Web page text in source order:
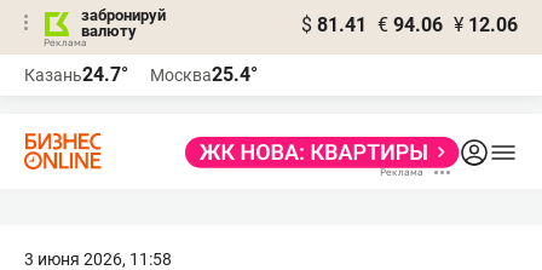
забронируй
валюту
$ 81.41 € 94.06 ¥ 12.06
Казань24.7° Москва25.4°
3 июня 2026, 11:58